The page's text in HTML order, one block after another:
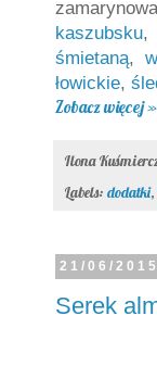
kaszubsku
śmietaną,
łowickie,
Zobacz więcej »
Ilona
Labels: dodatki,
21/06/
Serek